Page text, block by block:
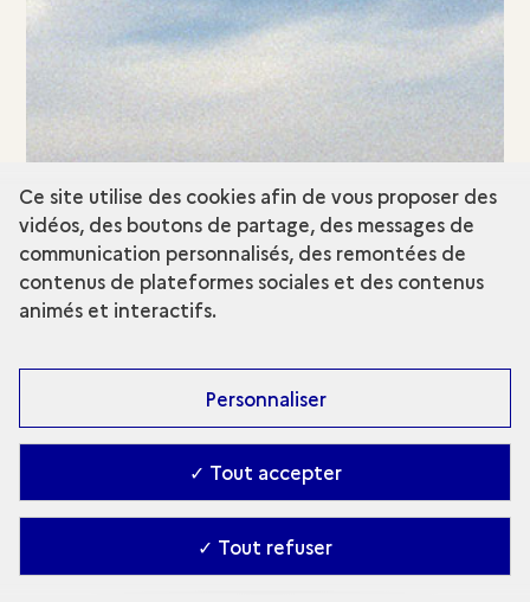
Ashara et sa région
SYRIE - IL Y A 7 000 ANS
Ce site utilise des cookies afin de vous proposer des
vidéos, des boutons de partage, des messages de
communication personnalisés, des remontées de
contenus de plateformes sociales et des contenus
animés et interactifs.
Personnaliser
✓ Tout accepter
✓ Tout refuser